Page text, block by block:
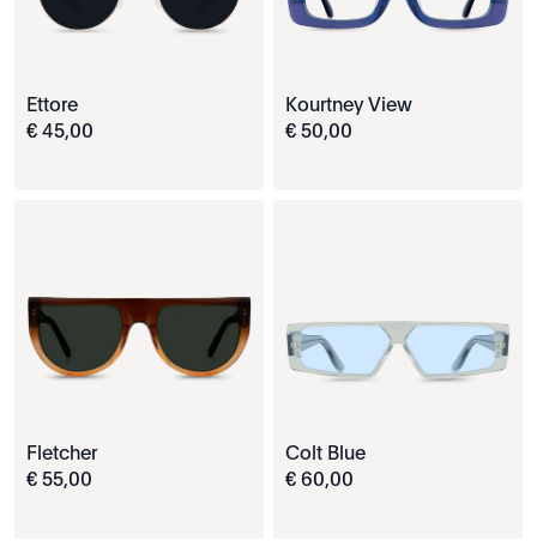
Ettore
€ 45,00
Kourtney View
€ 50,00
Fletcher
€ 55,00
Colt Blue
€ 60,00